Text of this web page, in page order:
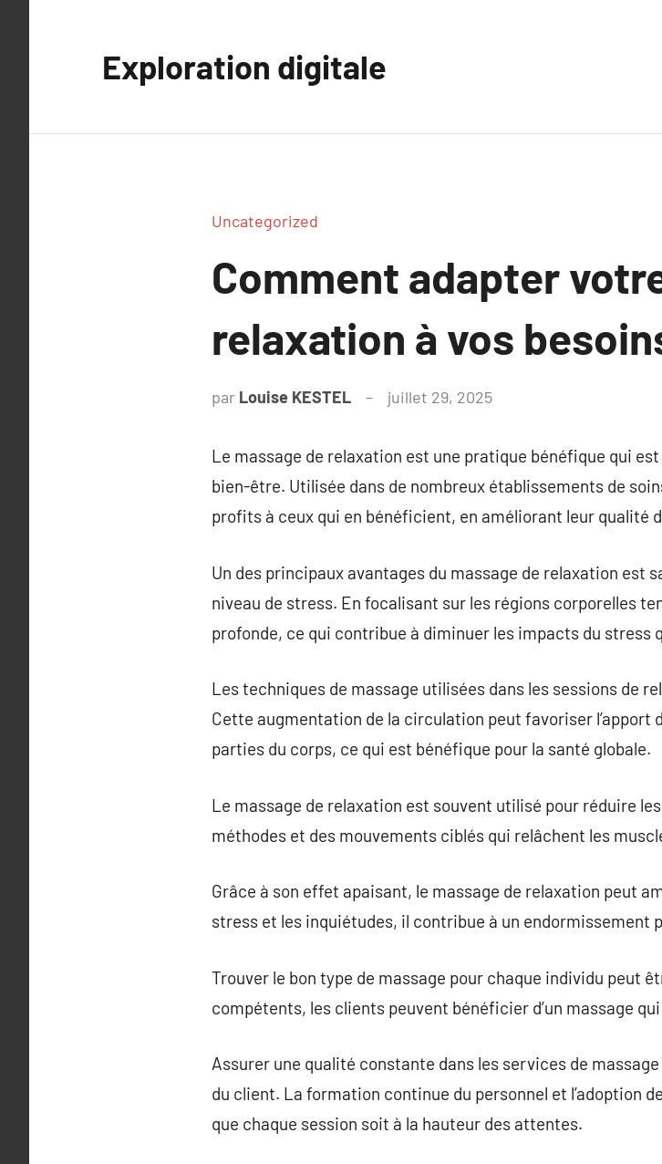
Exploration digitale
Uncategorized
Comment adapter
relaxation à vos
par Louise KESTEL juillet 29, 2025
Le massage de relaxation est une pratique bénéfique qui
bien-être. Utilisée dans de nombreux établissements de
profits à ceux qui en bénéficient, en améliorant leur qualité
Un des principaux avantages du massage de relaxation est
niveau de stress. En focalisant sur les régions corporelles
profonde, ce qui contribue à diminuer les impacts du stress
Les techniques de massage utilisées dans les sessions de
Cette augmentation de la circulation peut favoriser l’apport
parties du corps, ce qui est bénéfique pour la santé globale.
Le massage de relaxation est souvent utilisé pour réduire
méthodes et des mouvements ciblés qui relâchent les
Grâce à son effet apaisant, le massage de relaxation peut
stress et les inquiétudes, il contribue à un endormissement
Trouver le bon type de massage pour chaque individu peut
compétents, les clients peuvent bénéficier d’un massage
Assurer une qualité constante dans les services de
du client. La formation continue du personnel et l’adoption
que chaque session soit à la hauteur des attentes.